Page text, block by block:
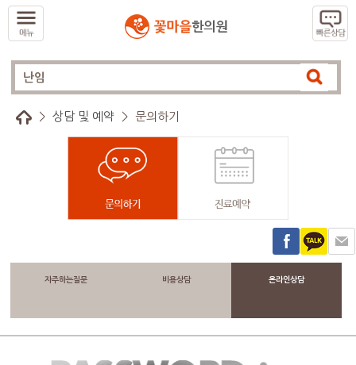
> 상담 및 예약 > 문의하기
자주하는질문 비용상담 온라인상담